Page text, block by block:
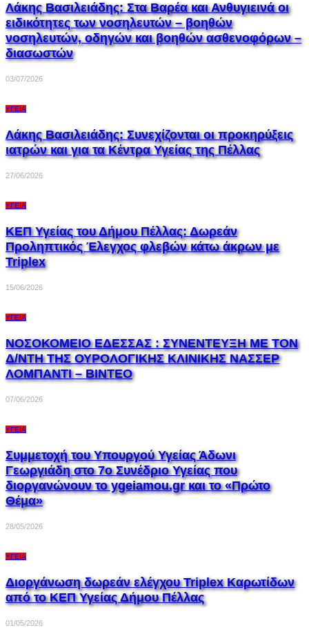
Λάκης Βασιλειάδης: Στα Βαρέα και Ανθυγιεινά οι
ειδικότητες των νοσηλευτών – βοηθών
νοσηλευτών, οδηγών και βοηθών ασθενοφόρων –
διασωστών
03/07/2026
ΥΓΕΊΑ
Λάκης Βασιλειάδης: Συνεχίζονται οι προκηρύξεις
ιατρών και για τα Κέντρα Υγείας της Πέλλας
27/06/2026
ΥΓΕΊΑ
ΚΕΠ Υγείας του Δήμου Πέλλας: Δωρεάν
Προληπτικός Έλεγχος φλεβών κάτω άκρων με
Triplex
15/06/2026
ΥΓΕΊΑ
ΝΟΣΟΚΟΜΕΙΟ ΕΔΕΣΣΑΣ : ΣΥΝΕΝΤΕΥΞΗ ΜΕ ΤΟΝ
Δ/ΝΤΗ ΤΗΣ ΟΥΡΟΛΟΓΙΚΗΣ ΚΛΙΝΙΚΗΣ ΝΑΣΣΕΡ
ΛΟΜΠΑΝΤI – ΒΙΝΤΕΟ
07/06/2026
ΥΓΕΊΑ
Συμμετοχή του Υπουργού Υγείας Άδωνι
Γεωργιάδη στο 7ο Συνέδριο Υγείας που
διοργανώνουν το ygeiamou.gr και το «Πρώτο
Θέμα»
28/05/2026
ΥΓΕΊΑ
Διοργάνωση δωρεάν ελέγχου Triplex Kαρωτίδων
από το ΚΕΠ Υγείας Δήμου Πέλλας
01/05/2026